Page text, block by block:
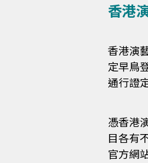
香港
香港演
定早鳥
通行證
憑香港
目各有
官方網